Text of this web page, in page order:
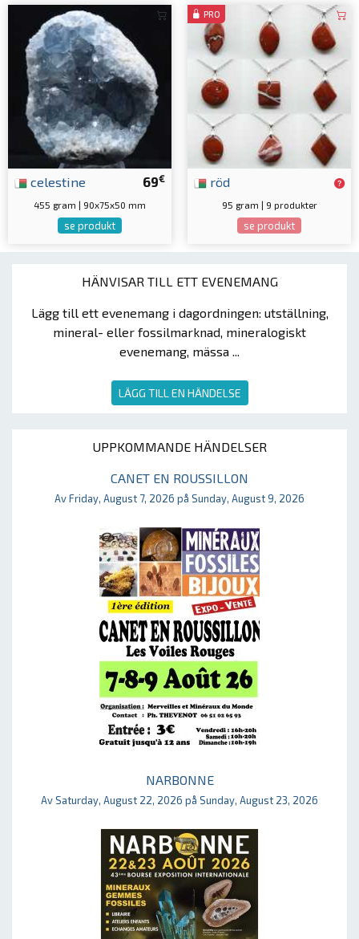
HÄNVISAR TILL ETT EVENEMANG
Lägg till ett evenemang i dagordningen: utställning,
mineral- eller fossilmarknad, mineralogiskt
evenemang, mässa ...
LÄGG TILL EN HÄNDELSE
UPPKOMMANDE HÄNDELSER
CANET EN ROUSSILLON
Av Friday, August 7, 2026 på Sunday, August 9, 2026
NARBONNE
Av Saturday, August 22, 2026 på Sunday, August 23, 2026
69€
celestine
455 gram | 90x75x50 mm
se produkt
PRO
röd
95 gram | 9 produkter
se produkt